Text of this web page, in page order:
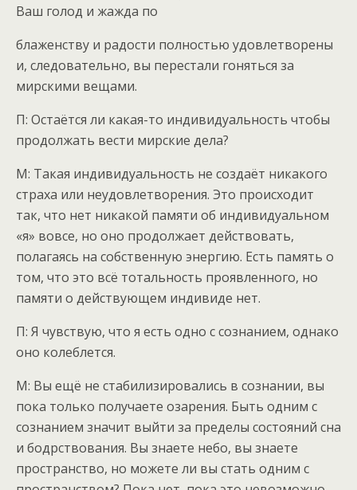
Ваш голод и жажда по
блаженству и радости полностью удовлетворены
и, следовательно, вы перестали гоняться за
мирскими вещами.
П: Остаётся ли какая-то индивидуальность чтобы
продолжать вести мирские дела?
М: Такая индивидуальность не создаёт никакого
страха или неудовлетворения. Это происходит
так, что нет никакой памяти об индивидуальном
«я» вовсе, но оно продолжает действовать,
полагаясь на собственную энергию. Есть память о
том, что это всё тотальность проявленного, но
памяти о действующем индивиде нет.
П: Я чувствую, что я есть одно с сознанием, однако
оно колеблется.
М: Вы ещё не стабилизировались в сознании, вы
пока только получаете озарения. Быть одним с
сознанием значит выйти за пределы состояний сна
и бодрствования. Вы знаете небо, вы знаете
пространство, но можете ли вы стать одним с